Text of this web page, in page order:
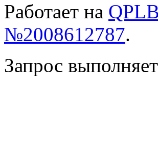
Работает на
№2008612787.
Запрос